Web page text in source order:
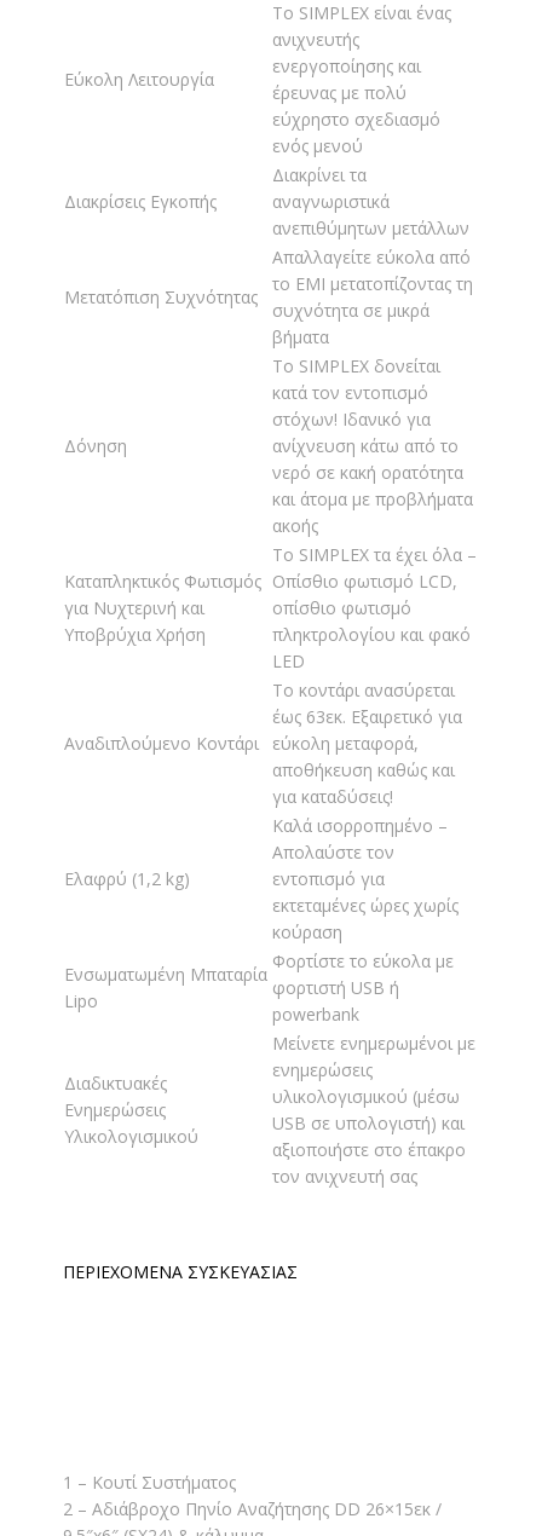
Εύκολη Λειτουργία
Το SIMPLEX είναι ένας
ανιχνευτής
ενεργοποίησης και
έρευνας με πολύ
εύχρηστο σχεδιασμό
ενός μενού
Διακρίσεις Εγκοπής
Διακρίνει τα
αναγνωριστικά
ανεπιθύμητων μετάλλων
Μετατόπιση Συχνότητας
Απαλλαγείτε εύκολα από
το EMI μετατοπίζοντας τη
συχνότητα σε μικρά
βήματα
Δόνηση
Το SIMPLEX δονείται
κατά τον εντοπισμό
στόχων! Ιδανικό για
ανίχνευση κάτω από το
νερό σε κακή ορατότητα
και άτομα με προβλήματα
ακοής
Καταπληκτικός Φωτισμός
για Νυχτερινή και
Υποβρύχια Χρήση
Το SIMPLEX τα έχει όλα –
Οπίσθιο φωτισμό LCD,
οπίσθιο φωτισμό
πληκτρολογίου και φακό
LED
Αναδιπλούμενο Κοντάρι
Το κοντάρι ανασύρεται
έως 63εκ. Εξαιρετικό για
εύκολη μεταφορά,
αποθήκευση καθώς και
για καταδύσεις!
Ελαφρύ (1,2 kg)
Καλά ισορροπημένο –
Απολαύστε τον
εντοπισμό για
εκτεταμένες ώρες χωρίς
κούραση
Ενσωματωμένη Μπαταρία
Lipo
Φορτίστε το εύκολα με
φορτιστή USB ή
powerbank
Διαδικτυακές
Ενημερώσεις
Υλικολογισμικού
Μείνετε ενημερωμένοι με
ενημερώσεις
υλικολογισμικού (μέσω
USB σε υπολογιστή) και
αξιοποιήστε στο έπακρο
τον ανιχνευτή σας
ΠΕΡΙΕΧΟΜΕΝΑ ΣΥΣΚΕΥΑΣΙΑΣ
1 – Κουτί Συστήματος
2 – Αδιάβροχο Πηνίο Αναζήτησης DD 26×15εκ /